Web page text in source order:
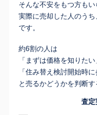
そんな不安をもつ方も
実際に売却した人のう
です。
約6割の人は
「まずは価格を知りたい
「住み替え検討開始時に
と売るかどうかを判断
査定